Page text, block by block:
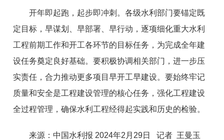
开年即起跑，起步即冲刺。各级水利部门要锚定既
定目标，早谋划、早部署、早行动，逐项细化重大水利
工程前期工作和开工各环节的目标任务，为完成全年建
设任务奠定良好基础。要积极协调相关部门，进一步压
实责任，合力推动更多项目早开工早建设。要始终牢记
质量和安全是工程建设管理的核心任务，强化工程建设
全过程管理，确保水利工程经得起实践和历史的检验。
来源：中国水利报 2024年2月29日 记者 王曼玉